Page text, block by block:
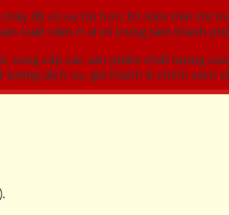
đã có uy tín hơn 10 năm trên thị
xuất nằm ở vị trí trung tâm thành
cung cấp các sản phẩm chất lượng
dịch vụ, giá thành & chính sách